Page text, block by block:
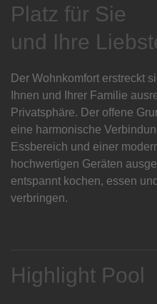
Platz für Sie
und Ihre
Der Wohnkomfort erstreckt
Ihnen und Ihrer Familie
Privatsphäre. Der offene
eine harmonische
Essbereich und einer
hochwertigen Geräten
entspannt kochen, essen
verbringen.
Highlight Pool